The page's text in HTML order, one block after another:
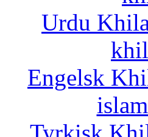
Urdu
Engelsk